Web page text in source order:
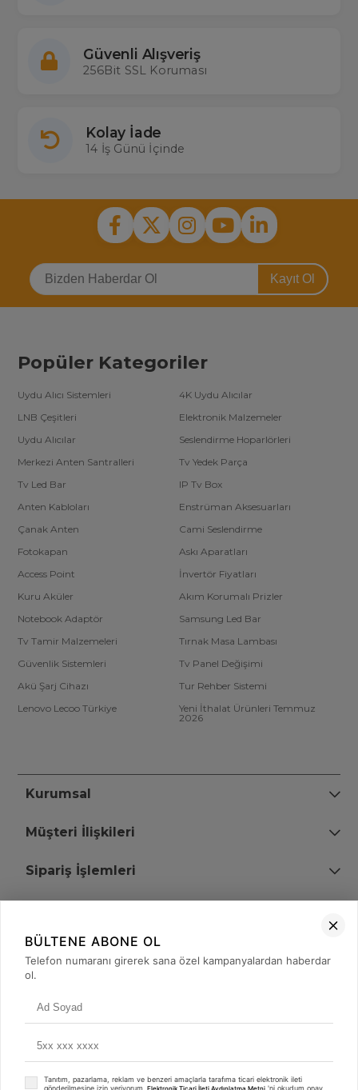
Güvenli Alışveriş
256Bit SSL Koruması
Kolay İade
14 İş Günü İçinde
Kayıt Ol
Popüler Kategoriler
Uydu Alıcı Sistemleri
4K Uydu Alıcılar
LNB Çeşitleri
Elektronik Malzemeler
Uydu Alıcılar
Seslendirme Hoparlörleri
Merkezi Anten Santralleri
Tv Yedek Parça
Tv Led Bar
IP Tv Box
Anten Kabloları
Enstrüman Aksesuarları
Çanak Anten
Cami Seslendirme
Fotokapan
Askı Aparatları
Access Point
İnvertör Fiyatları
Kuru Aküler
Akım Korumalı Prizler
Notebook Adaptör
Samsung Led Bar
Tv Tamir Malzemeleri
Tırnak Masa Lambası
Güvenlik Sistemleri
Tv Panel Değişimi
Akü Şarj Cihazı
Tur Rehber Sistemi
Lenovo Lecoo Türkiye
Yeni İthalat Ürünleri Temmuz
2026
Kurumsal
Müşteri İlişkileri
Sipariş İşlemleri
+90 (850) 473 08 08
BÜLTENE ABONE OL
Telefon numaranı girerek sana özel kampanyalardan haberdar
ol.
Tanıtım, pazarlama, reklam ve benzeri amaçlarla tarafıma ticari elektronik ileti
gönderilmesine izin veriyorum. Elektronik Ticari İleti Aydınlatma Metni 'ni okudum onay